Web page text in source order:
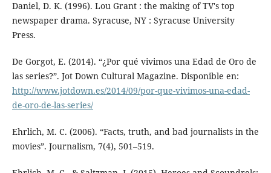
Daniel, D. K. (1996). Lou Grant : the making of TV's top
newspaper drama. Syracuse, NY : Syracuse University
Press.
De Gorgot, E. (2014). “¿Por qué vivimos una Edad de Oro de
las series?”. Jot Down Cultural Magazine. Disponible en:
http://www.jotdown.es/2014/09/por-que-vivimos-una-edad-
de-oro-de-las-series/
Ehrlich, M. C. (2006). “Facts, truth, and bad journalists in the
movies”. Journalism, 7(4), 501–519.